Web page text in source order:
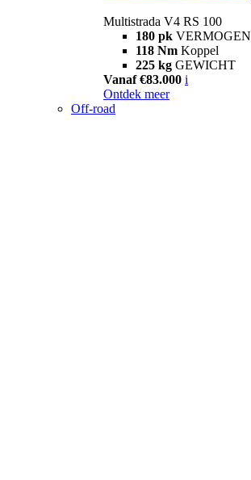
Multistrada V4 RS 100
180 pk VERMOGEN
118 Nm Koppel
225 kg GEWICHT
Vanaf €83.000 i
Ontdek meer
Off-road